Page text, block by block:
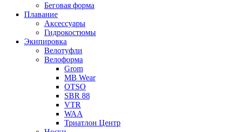
Беговая форма
Плавание
Аксессуары
Гидрокостюмы
Экипировка
Велотуфли
Велоформа
Grom
MB Wear
OTSO
SBR 88
VTR
WAA
Триатлон Центр